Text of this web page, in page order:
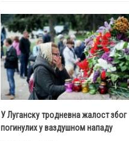
У Луганску тродневна жалост због
погинулих у ваздушном нападу